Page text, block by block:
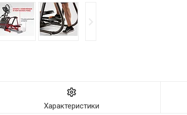
Характеристики